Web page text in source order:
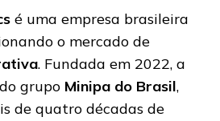
é uma empresa brasileira
o mercado de
. Fundada em 2022, a
grupo Minipa do Brasil,
de quatro décadas de